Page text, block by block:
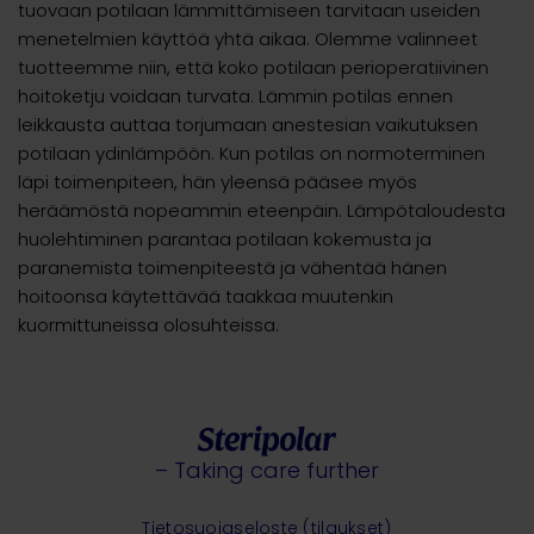
tuovaan potilaan lämmittämiseen tarvitaan useiden
menetelmien käyttöä yhtä aikaa. Olemme valinneet
tuotteemme niin, että koko potilaan perioperatiivinen
hoitoketju voidaan turvata. Lämmin potilas ennen
leikkausta auttaa torjumaan anestesian vaikutuksen
potilaan ydinlämpöön. Kun potilas on normoterminen
läpi toimenpiteen, hän yleensä pääsee myös
heräämöstä nopeammin eteenpäin. Lämpötaloudesta
huolehtiminen parantaa potilaan kokemusta ja
paranemista toimenpiteestä ja vähentää hänen
hoitoonsa käytettävää taakkaa muutenkin
kuormittuneissa olosuhteissa.
– Taking care further
Tietosuojaseloste (tilaukset)